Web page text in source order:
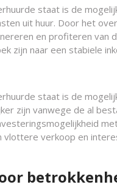
staat is de
uit huur. Door het
en profiteren van
zijn naar een stabiele
staat is de
zijn vanwege de al
vlottere verkoop en